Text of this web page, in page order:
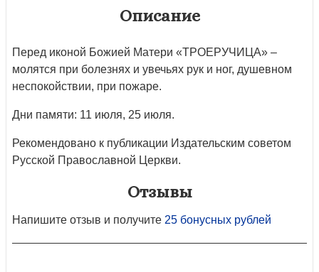
Описание
Перед иконой Божией Матери «ТРОЕРУЧИЦА» –
молятся при болезнях и увечьях рук и ног, душевном
неспокойствии, при пожаре.
Дни памяти: 11 июля, 25 июля.
Рекомендовано к публикации Издательским советом
Русской Православной Церкви.
Отзывы
Напишите отзыв и получите 25 бонусных рублей